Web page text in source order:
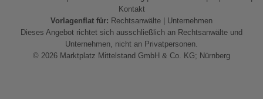
Kontakt
Vorlagenflat für: Rechtsanwälte
Unternehmen
Dieses Angebot richtet sich ausschließlich an Rechtsanwälte und
Unternehmen, nicht an Privatpersonen.
© 2026 Marktplatz Mittelstand GmbH & Co. KG; Nürnberg